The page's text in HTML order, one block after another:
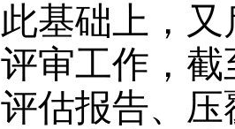
此基础上，又
评审工作，
评估报告、